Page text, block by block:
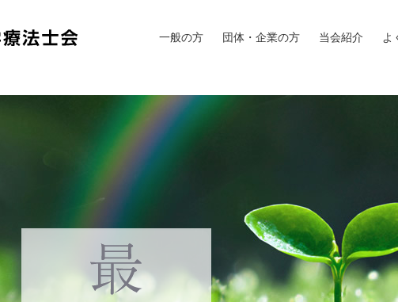
一般の方 団体・企業の方 当会紹介 よ